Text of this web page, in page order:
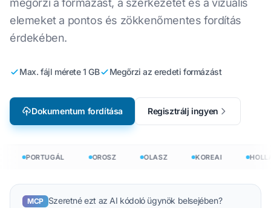
megőrzi a formázást, a szerkezetet és a vizuális
elemeket a pontos és zökkenőmentes fordítás
érdekében.
Max. fájl mérete 1 GB Megőrzi az eredeti formázást
Dokumentum fordítása Regisztrálj ingyen
PORTUGÁL OROSZ OLASZ KOREAI
MCP Szeretné ezt az AI kódoló ügynök belsejében?